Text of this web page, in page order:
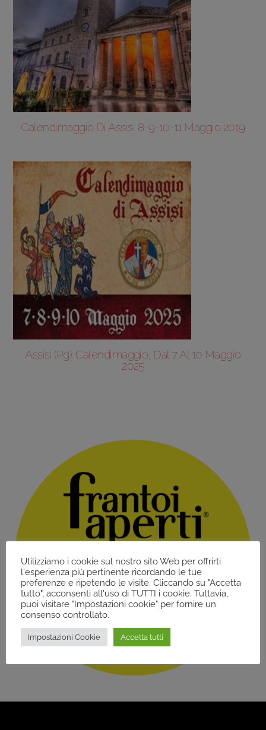
Calendimaggio Di Assisi 8-9-10-11 Maggio 2019
Assisi (Pg): Calendimaggio, Dal 7 Al 10 Maggio
2025
Utilizziamo i cookie sul nostro sito Web per offrirti
l'esperienza più pertinente ricordando le tue
preferenze e ripetendo le visite. Cliccando su "Accetta
tutto", acconsenti all'uso di TUTTI i cookie. Tuttavia,
puoi visitare "Impostazioni cookie" per fornire un
consenso controllato.
Impostazioni Cookie Accetta tutti